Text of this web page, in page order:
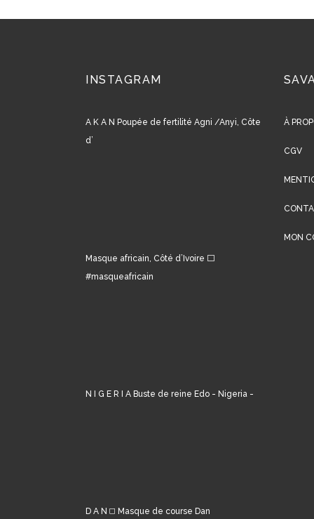
INSTAGRAM
A K A N Poupée de fertilité Agni /Anyi, Côte
d’
Masque africain, Côté d’Ivoire ⬜️
#masqueafricain
N I G E R I A Buste de reine Edo - Nigeria -
D A N ◻️ Masque de course Dan
À
CGV
MON